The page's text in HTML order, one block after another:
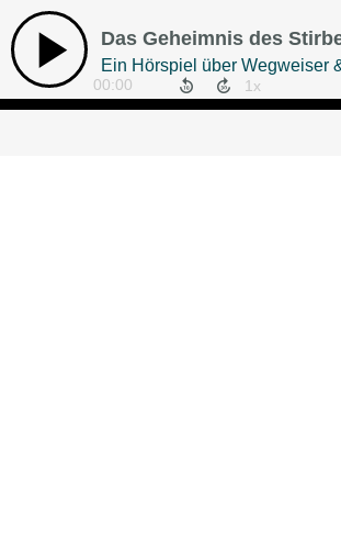
Das Geheimnis des
Ein Hörspiel über Wegweiser
00:00